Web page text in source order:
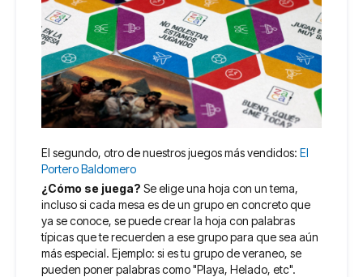
El segundo, otro de nuestros juegos más vendidos: El
Portero Baldomero
¿Cómo se juega? Se elige una hoja con un tema,
incluso si cada mesa es de un grupo en concreto que
ya se conoce, se puede crear la hoja con palabras
típicas que te recuerden a ese grupo para que sea aún
más especial. Ejemplo: si es tu grupo de veraneo, se
pueden poner palabras como "Playa, Helado, etc".